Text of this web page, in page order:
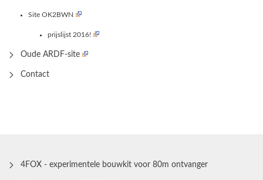
Site OK2BWN
prijslijst 2016!
Oude ARDF-site
Contact
4FOX - experimentele bouwkit voor 80m ontvanger